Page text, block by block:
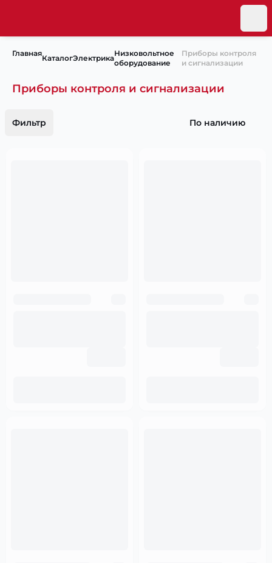
Главная
КаталогЭлектрика
Низковольтное
оборудование
Приборы контроля
и сигнализации
Приборы контроля и сигнализации
Фильтр По наличию